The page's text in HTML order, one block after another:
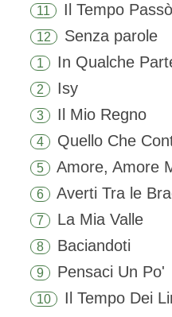
11 Il Tempo Passò
12 Senza parole
1 In Qualche
2 Isy
3 Il Mio Regno
4 Quello Che
5 Amore, Amore
6 Averti Tra le
7 La Mia Valle
8 Baciandoti
9 Pensaci Un Po'
10 Il Tempo Dei